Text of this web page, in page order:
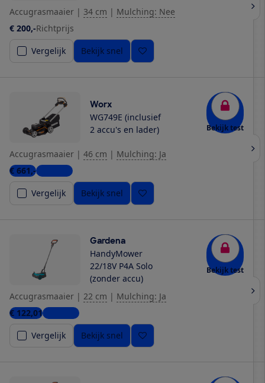
Accugrasmaaier | 34 cm | Mulching: Nee
€ 200,-Richtprijs
Vergelijk
Bekijk snel
Worx
WG749E (inclusief
2 accu's en lader)
Bekijk test
Accugrasmaaier | 46 cm | Mulching: Ja
€ 661,-2 winkels
Vergelijk
Bekijk snel
Gardena
HandyMower
22/18V P4A Solo
(zonder accu)
Bekijk test
Accugrasmaaier | 22 cm | Mulching: Ja
€ 122,015 winkels
Vergelijk
Bekijk snel